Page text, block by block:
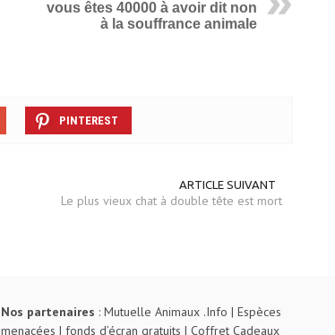
vous êtes 40000 à avoir dit non
à la souffrance animale
PINTEREST
ARTICLE SUIVANT
Le plus vieux chat à double tête est mort
Nos partenaires :Mutuelle Animaux .Info |Espèces
menacées |fonds d’écran gratuits |Coffret Cadeaux